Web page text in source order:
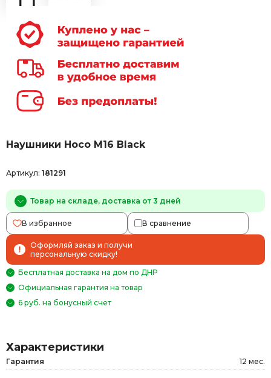
Наушники Hoco M16 Black
Артикул: 181291
Товар на складе, доставка от 3 дней
В избранное В сравнение
Оформляй заказ и получи
персональную скидку!
Бесплатная доставка на дом по ДНР
Официальная гарантия на товар
6 руб. на бонусный счет
Характеристики
Гарантия 12 мес.